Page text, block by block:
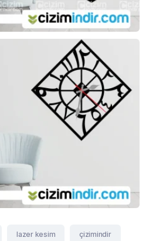
lazer kesim çizimindir